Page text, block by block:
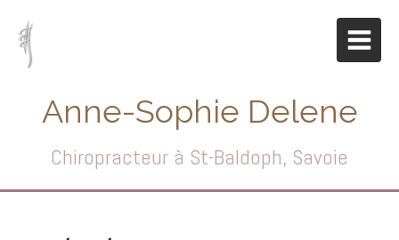
Anne-Sophie Delene
Chiropracteur à St-Baldoph, Savoie